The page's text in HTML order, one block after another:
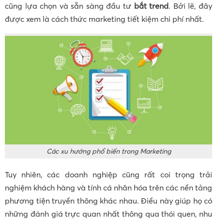
cũng lựa chọn và sẵn sàng đầu tư bắt trend. Bởi lẽ, đây
được xem là cách thức marketing tiết kiệm chi phí nhất.
Các xu hướng phổ biến trong Marketing
Tuy nhiên, các doanh nghiệp cũng rất coi trọng trải
nghiệm khách hàng và tính cá nhân hóa trên các nền tảng
phương tiện truyền thông khác nhau. Điều này giúp họ có
những đánh giá trực quan nhất thông qua thói quen, nhu